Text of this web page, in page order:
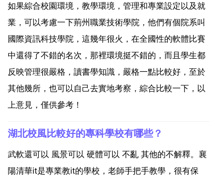
如果綜合校園環境，教學環境，管理和專業設定以及就
業，可以考慮一下荊州職業技術學院，他們有個院系叫
國際資訊科技學院，這幾年很火，在全國性的軟體比賽
中還得了不錯的名次，那裡環境挺不錯的，而且學生都
反映管理很嚴格，讀書學知識，嚴格一點比較好，至於
其他幾所，也可以自己去實地考察，綜合比較一下，以
上意見，僅供參考！
湖北校風比較好的專科學校有哪些？
武軟還可以 風景可以 硬體可以 不亂 其他的不解釋。襄
陽清華it是專業教it的學校，老師手把手教學，很有保